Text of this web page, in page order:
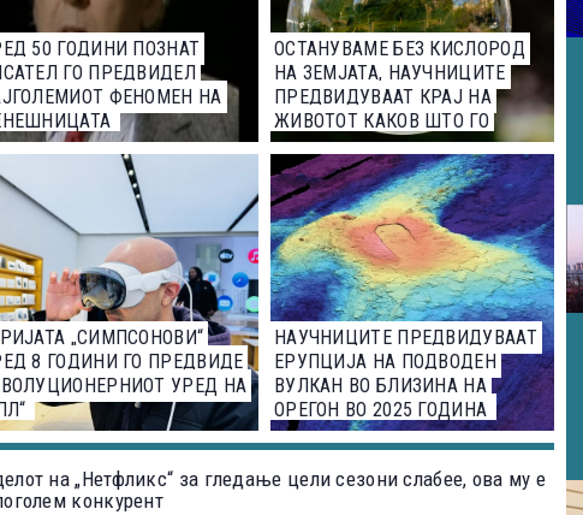
50 ГОДИНИ ПОЗНАТ
ГО ПРЕДВИДЕЛ
ФЕНОМЕН НА
ОСТАНУВАМЕ БЕЗ КИСЛОРОД
НА ЗЕМЈАТА, НАУЧНИЦИТЕ
ПРЕДВИДУВААТ КРАЈ НА
ЖИВОТОТ КАКОВ ШТО ГО
ЗНАЕМЕ
„СИМПСОНОВИ“
8 ГОДИНИ ГО ПРЕДВИДЕ
УРЕД НА
НАУЧНИЦИТЕ ПРЕДВИДУВААТ
ЕРУПЦИЈА НА ПОДВОДЕН
ВУЛКАН ВО БЛИЗИНА НА
ОРЕГОН ВО 2025 ГОДИНА
на „Нетфликс“ за гледање цели сезони слабее, ова му е
конкурент